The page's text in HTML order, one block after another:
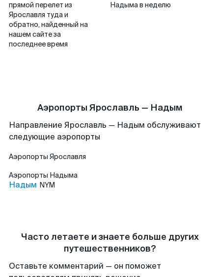
прямой перелет из
Ярославля туда и
обратно, найденный на
нашем сайте за
последнее время
Надыма в неделю
Аэропорты Ярославль — Надым
Направление Ярославль — Надым обслуживают
следующие аэропорты
Аэропорты Ярославля
Аэропорты Надыма
Надым NYM
Часто летаете и знаете больше других
путешественников?
Оставьте комментарий — он поможет